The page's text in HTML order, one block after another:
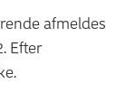
afmeldes
Efter